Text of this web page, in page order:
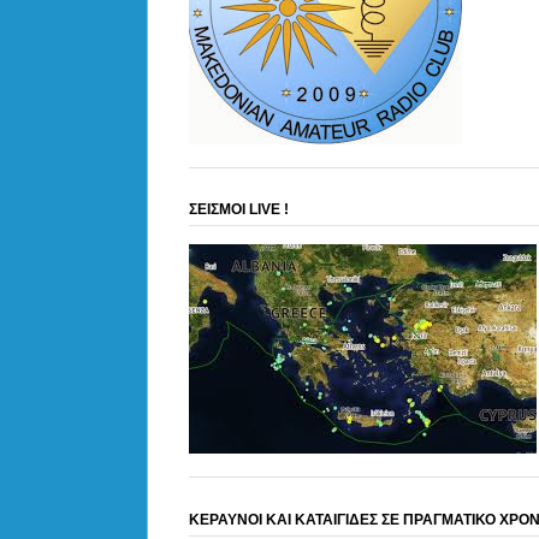
ΣΕΙΣΜΟΙ LIVE !
ΚΕΡΑΥΝΟΙ ΚΑΙ ΚΑΤΑΙΓΙΔΕΣ ΣΕ ΠΡΑΓΜΑΤΙΚΟ